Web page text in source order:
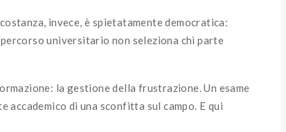
invece, è spietatamente democratica:
universitario non seleziona chi parte
la gestione della frustrazione. Un esame
accademico di una sconfitta sul campo. E qui